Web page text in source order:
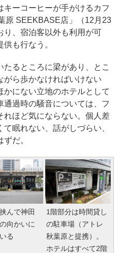
ーコーヒーが手がけるカフ
原 SEEKBASE店」（12月23
り、宿泊客以外も利用が可
も行なう。
るところに梁があり、とこ
がら歩かなければいけない
かにない立地のホテルとして
過時の騒音については、フ
れほど気にならない。個人差
眠れない、話がしづらい、
だ。
んで神田
向かいに
る
1階部分は時間貸し
の駐車場（アトレ
秋葉原と提携）。
ホテルはすべて2階